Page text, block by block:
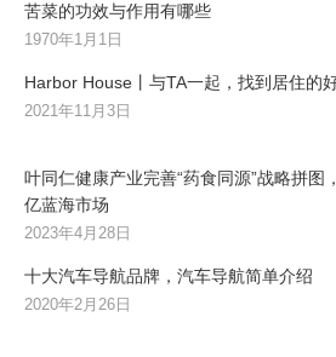
苦菜的功效与作用有哪些
1970年1月1日
Harbor House丨与TA一起，找到居住的
2021年11月3日
叶同仁健康产业完善“药食同源”战略拼图
亿蓝海市场
2023年4月28日
十大汽车导航品牌，汽车导航简单介绍
2020年2月26日